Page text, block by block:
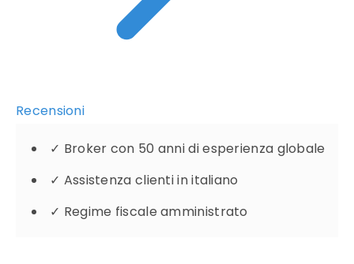
Recensioni
✓ Broker con 50 anni di esperienza globale
✓ Assistenza clienti in italiano
✓ Regime fiscale amministrato